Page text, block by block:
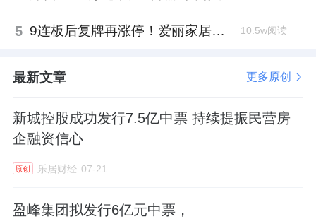
5 9连板后复牌再涨停！爱丽家居市盈率318倍，跨界收购案尚未落地 10.5w阅读
最新文章 更多原创
新城控股成功发行7.5亿中票 持续提振民营房
企融资信心
原创 乐居财经 07-21
盈峰集团拟发行6亿元中票，